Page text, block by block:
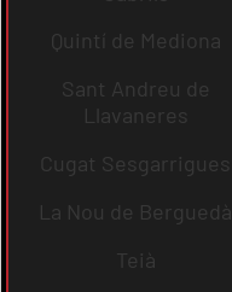
Quintí de Mediona
Sant Andreu de
Llavaneres
Cugat Sesgarrigues
La Nou de Berguedà
Teià